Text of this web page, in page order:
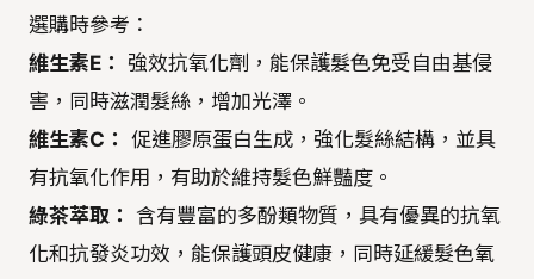
選購時參考：
維生素E：
強效抗氧化劑，能保護髮色免受自由基侵
害，同時滋潤髮絲，增加光澤。
維生素C： 促進膠原蛋白生成，強化髮絲結構，並具
有抗氧化作用，有助於維持髮色鮮豔度。
綠茶萃取：
含有豐富的多酚類物質，具有優異的抗氧
化和抗發炎功效，能保護頭皮健康，同時延緩髮色氧